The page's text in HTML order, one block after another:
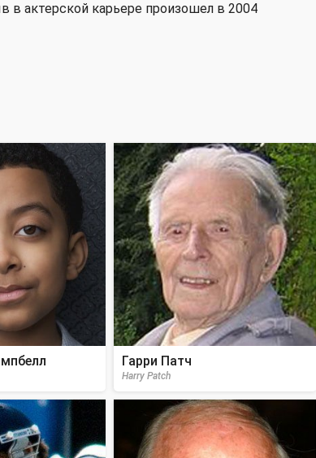
в актерской карьере произошел в 2004
Гарри Патч
Harry Patch